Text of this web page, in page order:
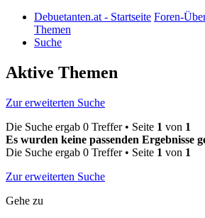
Debuetanten.at - Startseite Foren-
Themen
Suche
Aktive Themen
Zur erweiterten Suche
Die Suche ergab 0 Treffer • Seite 1 von 1
Es wurden keine passenden Ergebnisse
Die Suche ergab 0 Treffer • Seite 1 von 1
Zur erweiterten Suche
Gehe zu